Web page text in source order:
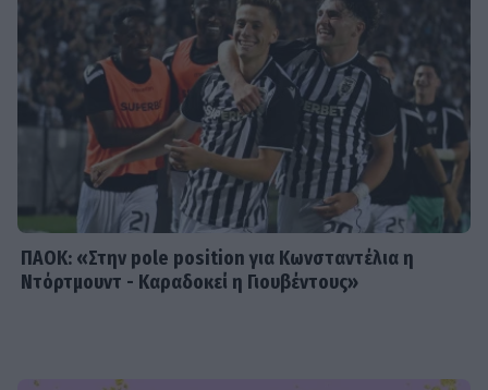
Κωνσταντίνο
Δούκισσα Νομικού:Οικογενειακές
διακοπές από τη Μύκονο στον
επίγειο παράδεισο της Γαλλικής
Πολυνησίας
ΠΑΟΚ: «Στην pole position για Κωνσταντέλια η
Ντόρτμουντ - Καραδοκεί η Γιουβέντους»